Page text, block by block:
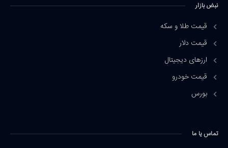
نبض بازار
قیمت طلا و سکه
قیمت دلار
ارزهای دیجیتال
قیمت خودرو
بورس
تماس یا ما